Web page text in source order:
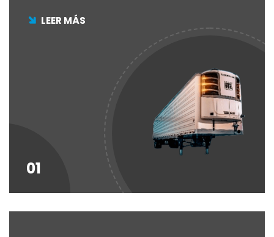
LEER MÁS
01